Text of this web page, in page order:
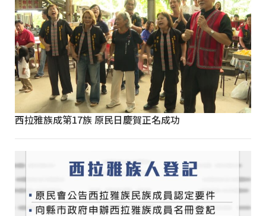
西拉雅族成第17族 原民日慶賀正名成功